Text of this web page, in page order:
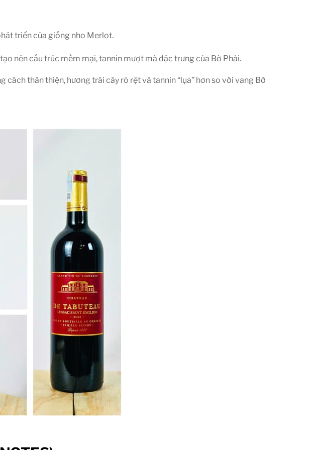
triển của giống nho Merlot.
nên cấu trúc mềm mại, tannin mượt mà đặc trưng của Bờ Phải.
thân thiện, hương trái cây rõ rệt và tannin “lụa” hơn so với vang Bờ